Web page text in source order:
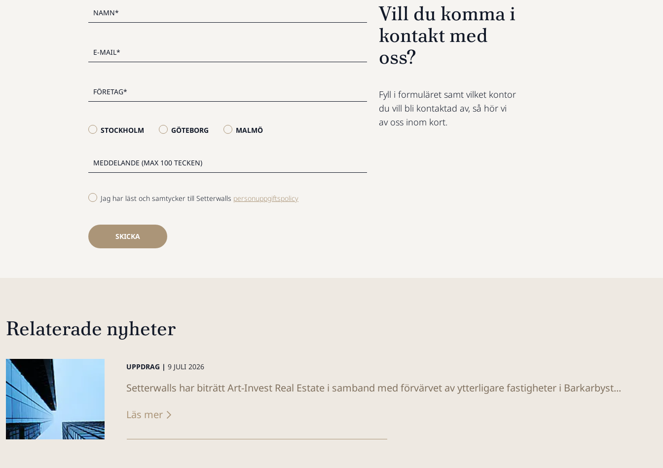
STOCKHOLM GÖTEBORG MALMÖ
Jag har läst och samtycker till Setterwalls personuppgiftspolicy
SKICKA
Vill du komma i
kontakt med
oss?
Fyll i formuläret samt vilket kontor
du vill bli kontaktad av, så hör vi
av oss inom kort.
Relaterade nyheter
UPPDRAG | 9 JULI 2026
Setterwalls har biträtt Art-Invest Real Estate i samband med förvärvet av ytterligare fastigheter i Barkarbyst...
Läs mer